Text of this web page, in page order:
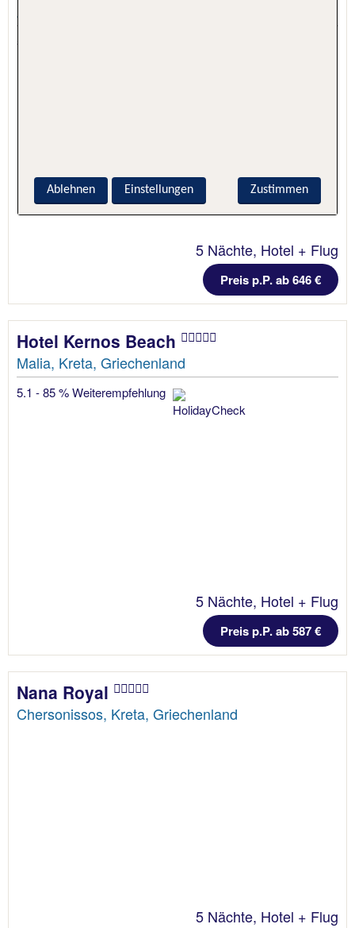
Agios Fokas, Kos, Griechenland
5.2 - 86 % Weiterempfehlung
5 Nächte, Hotel + Flug
Preis p.P. ab 646 €
Hotel Kernos Beach
Malia, Kreta, Griechenland
5.1 - 85 % Weiterempfehlung
5 Nächte, Hotel + Flug
Preis p.P. ab 587 €
Nana Royal
Chersonissos, Kreta, Griechenland
5 Nächte, Hotel + Flug
Zustimmen
Ablehnen Einstellungen